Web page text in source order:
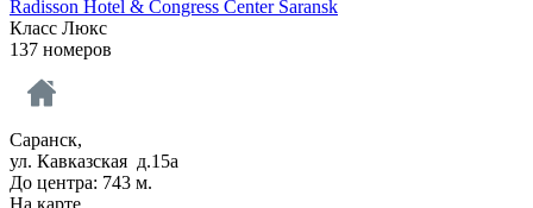
Radisson Hotel & Congress Center Saransk
Класс Люкс
137 номеров
Саранск,
ул. Кавказская д.15а
До центра: 743 м.
На карте